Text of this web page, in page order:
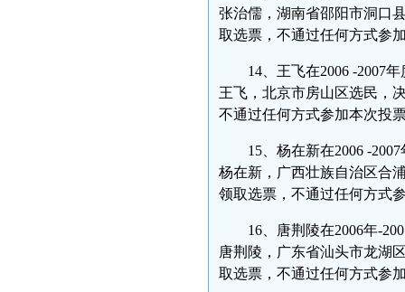
张治儒，湖南省邵阳市洞口
取选票，不通过任何方式参
14、王飞在2006 -2007
王飞，北京市房山区选民，
不通过任何方式参加本次投
15、杨在新在2006 -
杨在新，广西壮族自治区合
领取选票，不通过任何方式
16、唐荆陵在2006年-
唐荆陵，广东省汕头市龙湖
取选票，不通过任何方式参